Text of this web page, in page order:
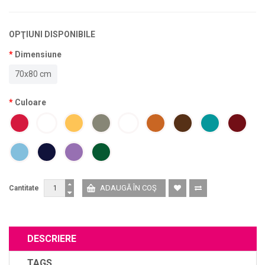
OPŢIUNI DISPONIBILE
Dimensiune
70x80 cm
Culoare
Cantitate
DESCRIERE